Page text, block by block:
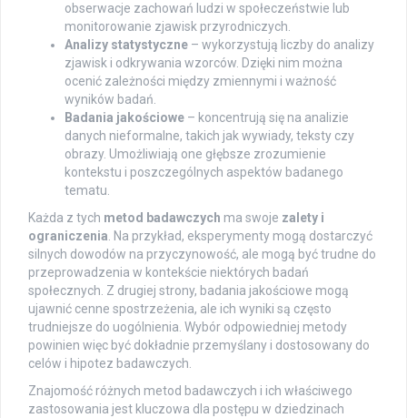
obserwacje zachowań ludzi w społeczeństwie lub
monitorowanie zjawisk przyrodniczych.
Analizy statystyczne – wykorzystują liczby do analizy
zjawisk i odkrywania wzorców. Dzięki nim można
ocenić zależności między zmiennymi i ważność
wyników badań.
Badania jakościowe – koncentrują się na analizie
danych nieformalne, takich jak wywiady, teksty czy
obrazy. Umożliwiają one głębsze zrozumienie
kontekstu i poszczególnych aspektów badanego
tematu.
Każda z tych metod badawczych ma swoje zalety i
ograniczenia . Na przykład, eksperymenty mogą dostarczyć
silnych dowodów na przyczynowość, ale mogą być trudne do
przeprowadzenia w kontekście niektórych badań
społecznych. Z drugiej strony, badania jakościowe mogą
ujawnić cenne spostrzeżenia, ale ich wyniki są często
trudniejsze do uogólnienia. Wybór odpowiedniej metody
powinien więc być dokładnie przemyślany i dostosowany do
celów i hipotez badawczych.
Znajomość różnych metod badawczych i ich właściwego
zastosowania jest kluczowa dla postępu w dziedzinach